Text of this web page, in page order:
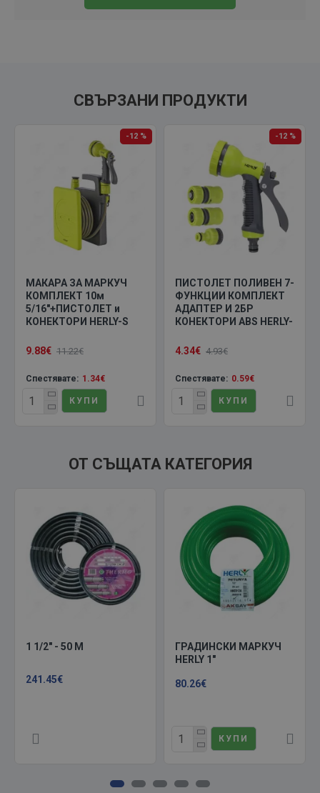
СВЪРЗАНИ ПРОДУКТИ
-12 %
МАКАРА ЗА МАРКУЧ
КОМПЛЕКТ 10м
5/16"+ПИСТОЛЕТ и
КОНЕКТОРИ HERLY-S
9.88€ 11.22€
Спестявате: 1.34€
КУПИ
-12 %
ПИСТОЛЕТ ПОЛИВЕН 7-
ФУНКЦИИ КОМПЛЕКТ
АДАПТЕР И 2БР
КОНЕКТОРИ ABS HERLY-
4.34€ 4.93€
Спестявате: 0.59€
КУПИ
ОТ СЪЩАТА КАТЕГОРИЯ
1 1/2" - 50 М
241.45€
ГРАДИНСКИ МАРКУЧ
HERLY 1"
80.26€
КУПИ